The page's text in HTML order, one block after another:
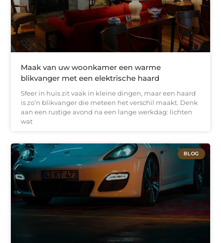
Maak van uw woonkamer een warme
blikvanger met een elektrische haard
Sfeer in huis zit vaak in kleine dingen, maar een haard
is zo’n blikvanger die meteen het verschil maakt. Denk
aan een rustige avond na een lange werkdag: lichten
wat
BLOG